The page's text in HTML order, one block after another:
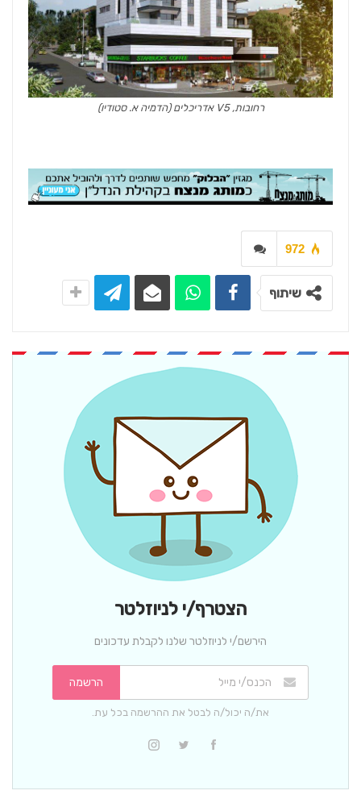
רחובות, V5 אדריכלים (הדמיה א. סטודיו)
972
שיתוף
הצטרף/י לניוזלטר
הירשם/י לניוזלטר שלנו לקבלת עדכונים
הרשמה
את/ה יכול/ה לבטל את ההרשמה בכל עת.